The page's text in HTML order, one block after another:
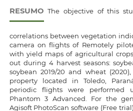
RESUMO The objective of this
correlations between vegetation
camera on flights of Remotely
with yield maps of agricultural
out during 4 harvest seasons:
soybean 2019/20 and wheat
property located in Toledo,
periodic flights were performed
Phantom 3 Advanced. For the
Agisoft PhotoScan software (Free